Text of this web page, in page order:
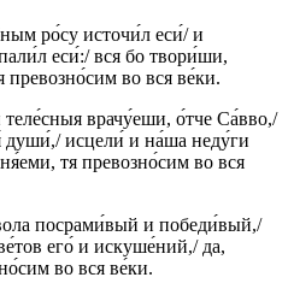
ро́су источи́л еси́/ и
еси́:/ вся бо твори́ши,
превозно́сим во вся ве́ки.
врачу́еши, о́тче Са́вво,/
души́,/ исцели́ и на́ша неду́ги
тя превозно́сим во вся
посрами́вый и победи́вый,/
его́ и искуше́ний,/ да,
во вся ве́ки.